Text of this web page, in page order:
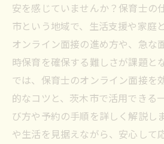
安を感じていませんか？保育士の
市という地域で、生活支援や家庭
オンライン面接の進め方や、急な
時保育を確保する難しさが課題と
では、保育士のオンライン面接を
的なコツと、茨木市で活用できる
び方や予約の手順を詳しく解説し
や生活を見据えながら、安心して